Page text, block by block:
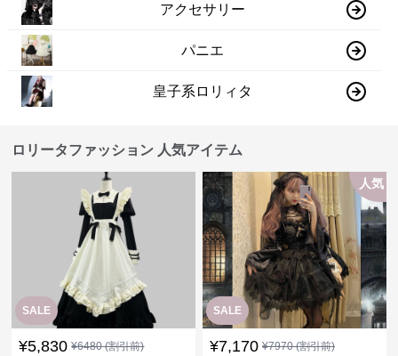
アクセサリー
パニエ
皇子系ロリィタ
ロリータファッション 人気アイテム
SALE
¥5,830 ¥6480(割引前)
SALE
人気
¥7,170 ¥7970(割引前)